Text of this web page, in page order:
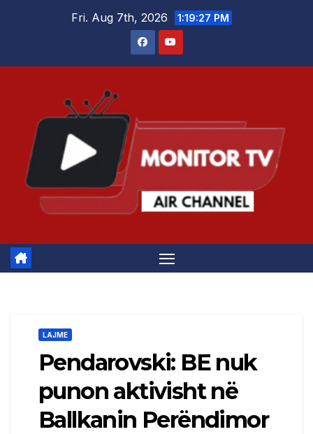
Fri. Aug 7th, 2026 1:19:27 PM
LAJME
Pendarovski: BE nuk
punon aktivisht në
Ballkanin Perëndimor